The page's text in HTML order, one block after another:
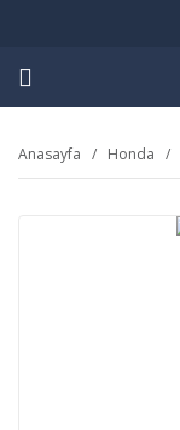
Anasayfa Honda